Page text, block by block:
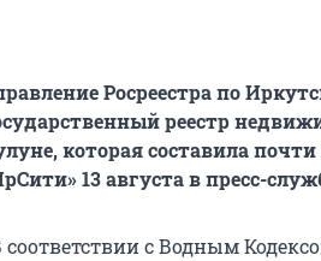
Росреестра по
реестр
которая составила
13 августа в пресс-
соответствии с Водным